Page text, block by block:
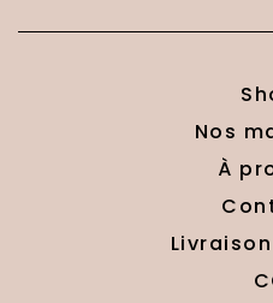
Nos
À